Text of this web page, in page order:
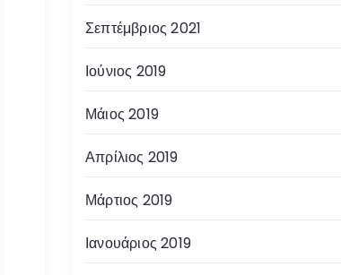
Σεπτέμβριος 2021
Ιούνιος 2019
Μάιος 2019
Απρίλιος 2019
Μάρτιος 2019
Ιανουάριος 2019